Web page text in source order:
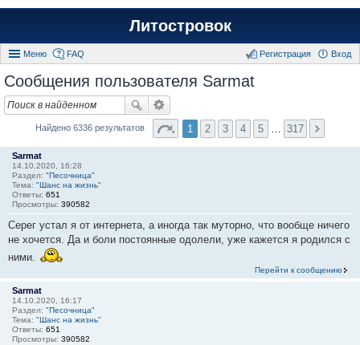
Литостровок
Меню FAQ Вход
Регистрация
Сообщения пользователя Sarmat
Найдено 6336 результатов 1 2 3 4 5 317
Sarmat
14.10.2020, 16:28
Раздел: "Песочница"
Тема: "Шанс на жизнь"
Ответы: 651
Просмотры: 390582
Серег устал я от интернета, а иногда так муторно, что вообще ничего
не хочется. Да и боли постоянные одолели, уже кажется я родился с
ними.
Перейти к сообщению
Sarmat
14.10.2020, 16:17
Раздел: "Песочница"
Тема: "Шанс на жизнь"
Ответы: 651
Просмотры: 390582